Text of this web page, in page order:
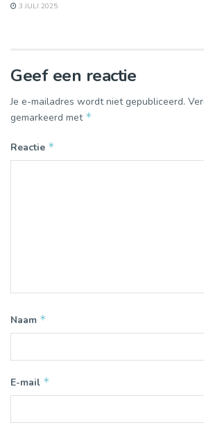
3 JULI 2025
Geef een reactie
Je e-mailadres wordt niet gepubliceerd.
gemarkeerd met *
Reactie *
Naam *
E-mail *